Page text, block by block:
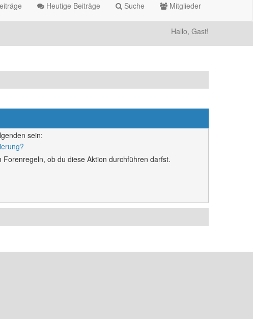
Heutige Beiträge Suche Mitglieder
Hallo, Gast!
sein:
ob du diese Aktion durchführen darfst.